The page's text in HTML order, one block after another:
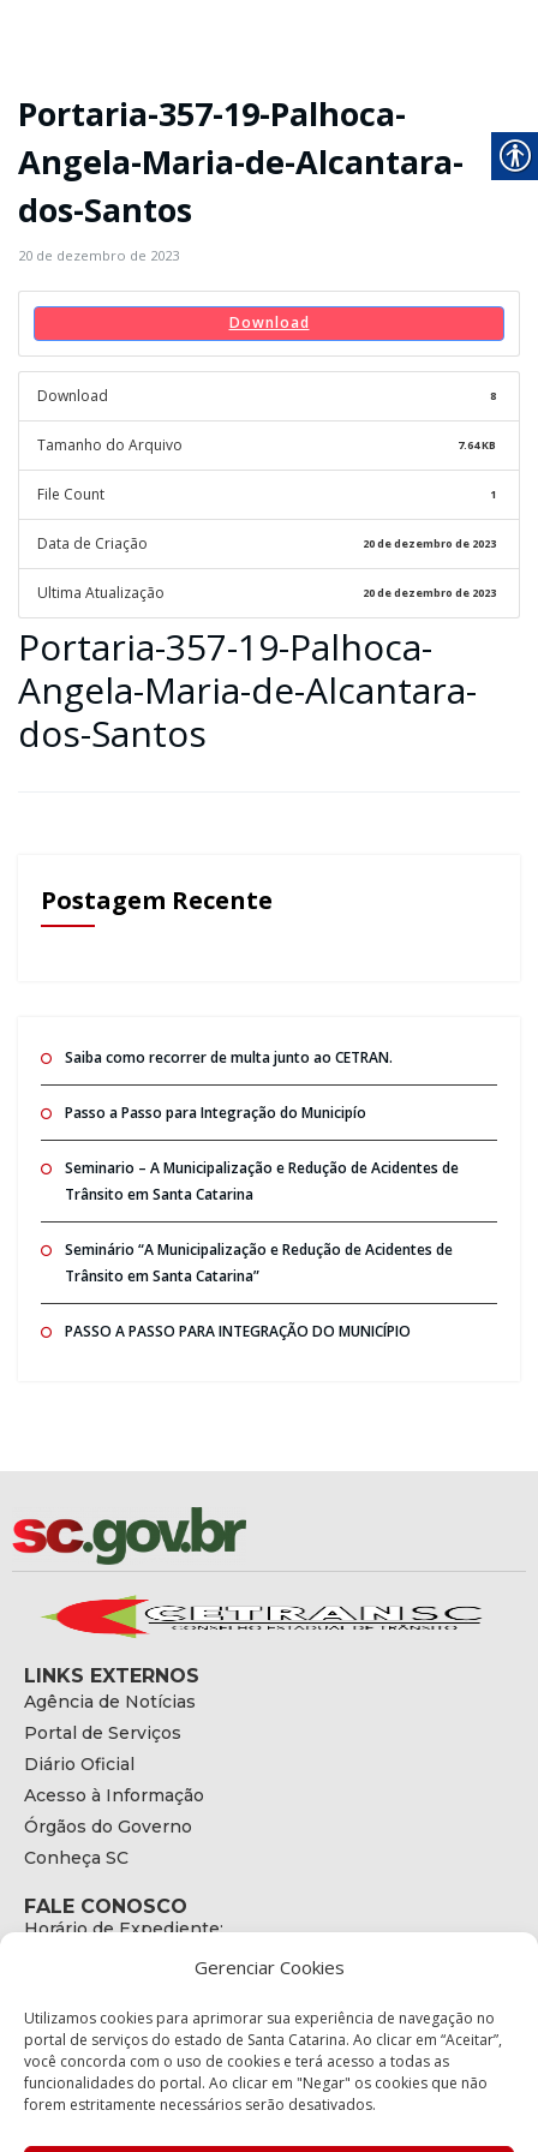
Gerenciar Cookies
Utilizamos cookies para aprimorar sua experiência de navegação no
portal de serviços do estado de Santa Catarina. Ao clicar em “Aceitar”,
você concorda com o uso de cookies e terá acesso a todas as
funcionalidades do portal. Ao clicar em "Negar" os cookies que não
forem estritamente necessários serão desativados.
Portaria-357-19-Palhoca-
Angela-Maria-de-Alcantara-
dos-Santos
20 de dezembro de 2023
Download
Download 8
Tamanho do Arquivo 7.64 KB
File Count 1
Data de Criação 20 de dezembro de 2023
Ultima Atualização 20 de dezembro de 2023
Portaria-357-19-Palhoca-
Angela-Maria-de-Alcantara-
dos-Santos
Postagem Recente
Saiba como recorrer de multa junto ao CETRAN.
Passo a Passo para Integração do Municipío
Seminario – A Municipalização e Redução de Acidentes de
Trânsito em Santa Catarina
Seminário “A Municipalização e Redução de Acidentes de
Trânsito em Santa Catarina”
PASSO A PASSO PARA INTEGRAÇÃO DO MUNICÍPIO
LINKS EXTERNOS
Agência de Notícias
Portal de Serviços
Diário Oficial
Acesso à Informação
Órgãos do Governo
Conheça SC
FALE CONOSCO
Horário de Expediente:
E-mail:
secretariaexecutiva@cetran.sc.gov.br
ENDEREÇO
Endereço:
Bairro: